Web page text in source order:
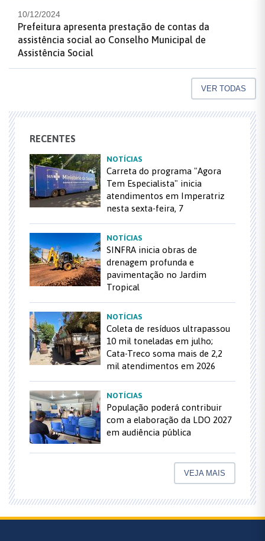
10/12/2024
Prefeitura apresenta prestação de contas da
assistência social ao Conselho Municipal de
Assistência Social
VER TODAS
RECENTES
NOTÍCIAS
Carreta do programa "Agora
Tem Especialista" inicia
atendimentos em Imperatriz
nesta sexta-feira, 7
NOTÍCIAS
SINFRA inicia obras de
drenagem profunda e
pavimentação no Jardim
Tropical
NOTÍCIAS
Coleta de resíduos ultrapassou
10 mil toneladas em julho;
Cata-Treco soma mais de 2,2
mil atendimentos em 2026
NOTÍCIAS
População poderá contribuir
com a elaboração da LDO 2027
em audiência pública
VEJA MAIS